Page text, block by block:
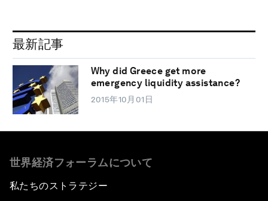
最新記事
Why did Greece get more
emergency liquidity assistance?
2015年10月01日
世界経済フォーラムについて
私たちのストラテジー